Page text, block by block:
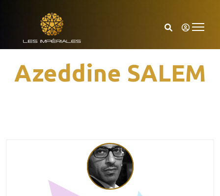
Azeddine SALEM